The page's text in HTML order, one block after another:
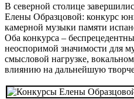
В северной столице
Елены Образцовой: конкурс
камерной музыки памяти
Оба конкурса –
неоспоримой значимости для
смысловой нагрузке,
влиянию на дальнейшую